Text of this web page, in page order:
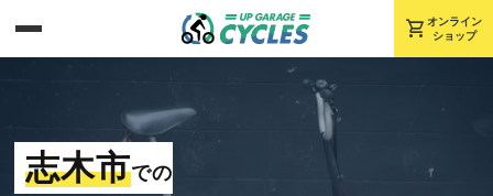
shopping_cart オンライン
ショップ
志木市での